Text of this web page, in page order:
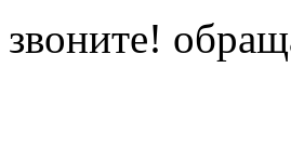
звоните!